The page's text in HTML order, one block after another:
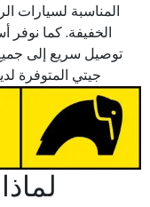
المناسبة لسيارات
الخفيفة. كما نوفر
توصيل سريع إلى
جيتي المتوفرة